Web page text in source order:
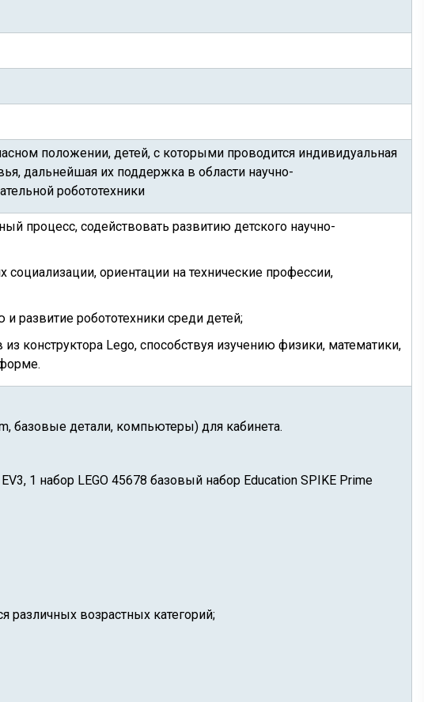
положении, детей, с которыми проводится индивидуальная
дальнейшая их поддержка в области научно-
робототехники
процесс, содействовать развитию детского научно-
социализации, ориентации на технические профессии,
развитие робототехники среди детей;
конструктора Lego, способствуя изучению физики, математики,
базовые детали, компьютеры) для кабинета.
1 набор LEGO 45678 базовый набор Education SPIKE Prime
возрастных категорий;